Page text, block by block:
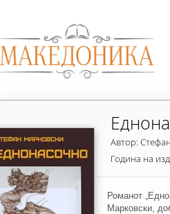
Автор:
Година на
Романот
Марковски,